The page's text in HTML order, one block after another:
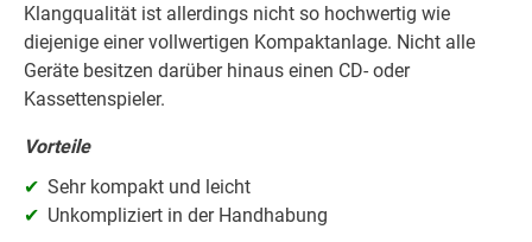
Klangqualität ist allerdings nicht so hochwertig wie
diejenige einer vollwertigen Kompaktanlage. Nicht alle
Geräte besitzen darüber hinaus einen CD- oder
Kassettenspieler.
Vorteile
Sehr kompakt und leicht
Unkompliziert in der Handhabung